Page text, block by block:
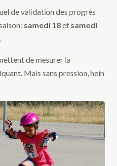
de validation des progrès
samedi 18et samedi
de mesurer la
Mais sans pression, hein